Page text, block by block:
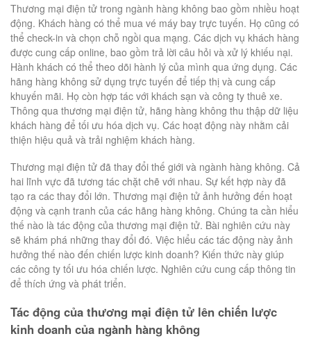
Thương mại điện tử trong ngành hàng không bao gồm nhiều hoạt
động. Khách hàng có thể mua vé máy bay trực tuyến. Họ cũng có
thể check-in và chọn chỗ ngồi qua mạng. Các dịch vụ khách hàng
được cung cấp online, bao gồm trả lời câu hỏi và xử lý khiếu nại.
Hành khách có thể theo dõi hành lý của mình qua ứng dụng. Các
hãng hàng không sử dụng trực tuyến để tiếp thị và cung cấp
khuyến mãi. Họ còn hợp tác với khách sạn và công ty thuê xe.
Thông qua thương mại điện tử, hãng hàng không thu thập dữ liệu
khách hàng để tối ưu hóa dịch vụ. Các hoạt động này nhằm cải
thiện hiệu quả và trải nghiệm khách hàng.
Thương mại điện tử đã thay đổi thế giới và ngành hàng không. Cả
hai lĩnh vực đã tương tác chặt chẽ với nhau. Sự kết hợp này đã
tạo ra các thay đổi lớn. Thương mại điện tử ảnh hưởng đến hoạt
động và cạnh tranh của các hãng hàng không. Chúng ta cần hiểu
thế nào là tác động của thương mại điện tử. Bài nghiên cứu này
sẽ khám phá những thay đổi đó. Việc hiểu các tác động này ảnh
hưởng thế nào đến chiến lược kinh doanh? Kiến thức này giúp
các công ty tối ưu hóa chiến lược. Nghiên cứu cung cấp thông tin
để thích ứng và phát triển.
Tác động của thương mại điện tử lên chiến lược
kinh doanh của ngành hàng không